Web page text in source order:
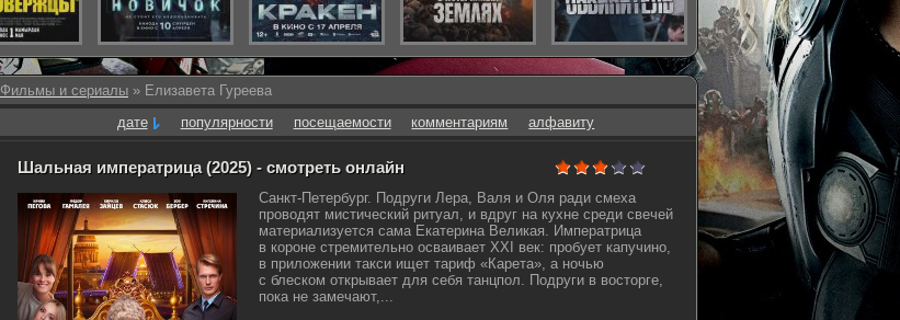
Фильмы и сериалы » Елизавета Гуреева
дате
популярности посещаемости комментариям алфавиту
Шальная императрица (2025) - смотреть онлайн
Санкт-Петербург. Подруги Лера, Валя и Оля ради смеха
проводят мистический ритуал, и вдруг на кухне среди свечей
материализуется сама Екатерина Великая. Императрица
в короне стремительно осваивает XXI век: пробует капучино,
в приложении такси ищет тариф «Карета», а ночью
с блеском открывает для себя танцпол. Подруги в восторге,
пока не замечают,...